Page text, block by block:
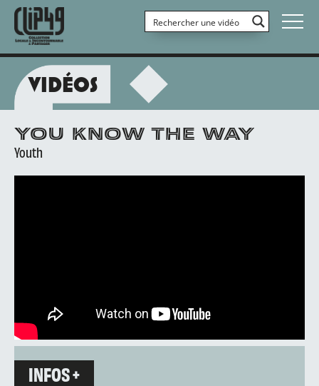
VIDÉOS
YOU KNOW THE WAY
Youth
INFOS +